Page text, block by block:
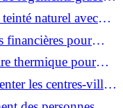
naturel avec
financières pour
thermique pour
les centres-villes